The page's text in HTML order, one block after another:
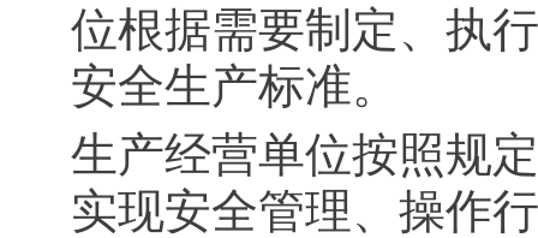
位根据需要制定、执
安全生产标准。
生产经营单位按照规
实现安全管理、操作